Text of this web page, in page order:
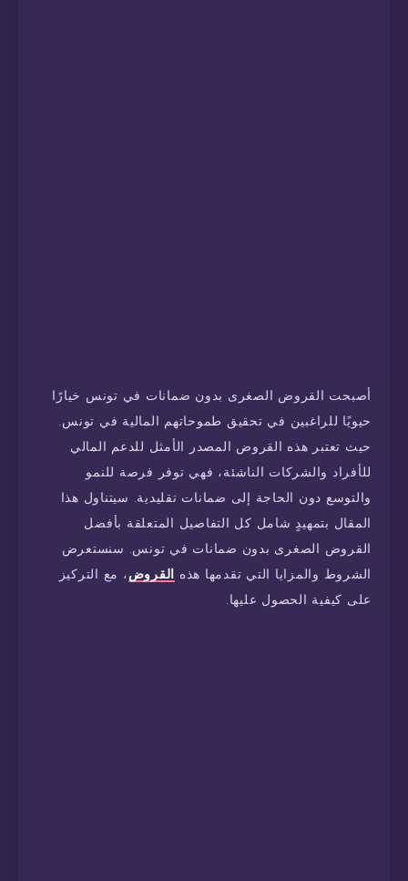
أصبحت القروض الصغرى بدون ضمانات في تونس خيارًا
حيويًا للراغبين في تحقيق طموحاتهم المالية في تونس.
حيث تعتبر هذه القروض المصدر الأمثل للدعم المالي
للأفراد والشركات الناشئة، فهي توفر فرصة للنمو
والتوسع دون الحاجة إلى ضمانات تقليدية. سيتناول هذا
المقال بتمهيدٍ شامل كل التفاصيل المتعلقة بأفضل
القروض الصغرى بدون ضمانات في تونس. سنستعرض
الشروط والمزايا التي تقدمها هذه القروض، مع التركيز
على كيفية الحصول عليها.